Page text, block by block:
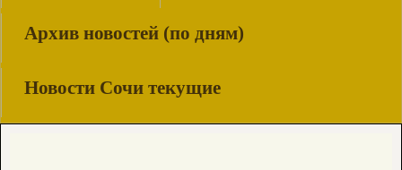
Архив новостей (по дням)
Новости Сочи текущие